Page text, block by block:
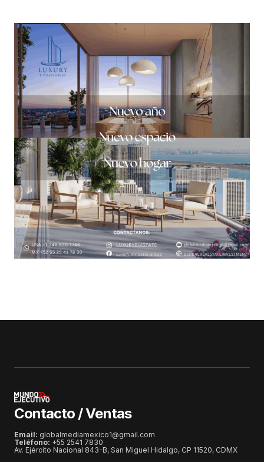
Contacto / Ventas
Email: globalmediamexico1@gmail.com
Teléfono: +55 2541 7830
Av. Ejército Nacional 843-B, San Miguel Hidalgo, CP 11520, CDMX